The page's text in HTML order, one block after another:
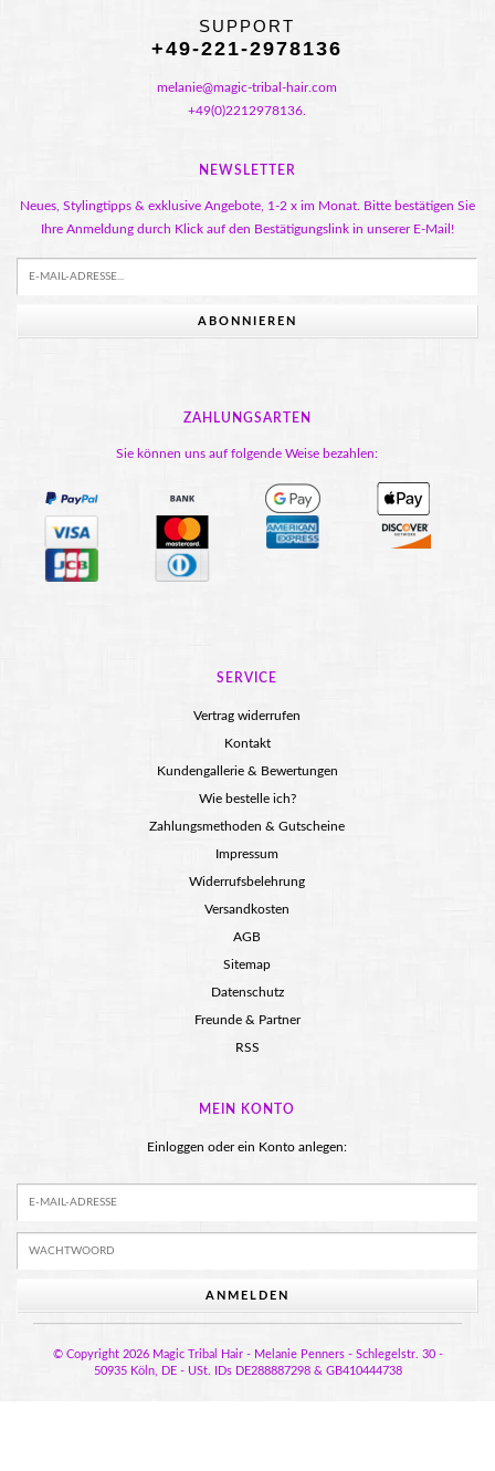
SUPPORT
+49-221-2978136
melanie@magic-tribal-hair.com
+49(0)2212978136.
NEWSLETTER
Neues, Stylingtipps & exklusive Angebote, 1-2 x im Monat. Bitte bestätigen Sie
Ihre Anmeldung durch Klick auf den Bestätigungslink in unserer E-Mail!
ABONNIEREN
ZAHLUNGSARTEN
Sie können uns auf folgende Weise bezahlen:
SERVICE
Vertrag widerrufen
Kontakt
Kundengallerie & Bewertungen
Wie bestelle ich?
Zahlungsmethoden & Gutscheine
Impressum
Widerrufsbelehrung
Versandkosten
AGB
Sitemap
Datenschutz
Freunde & Partner
RSS
MEIN KONTO
Einloggen oder ein Konto anlegen:
ANMELDEN
© Copyright 2026 Magic Tribal Hair - Melanie Penners - Schlegelstr. 30 -
50935 Köln, DE - USt. IDs DE288887298 & GB410444738